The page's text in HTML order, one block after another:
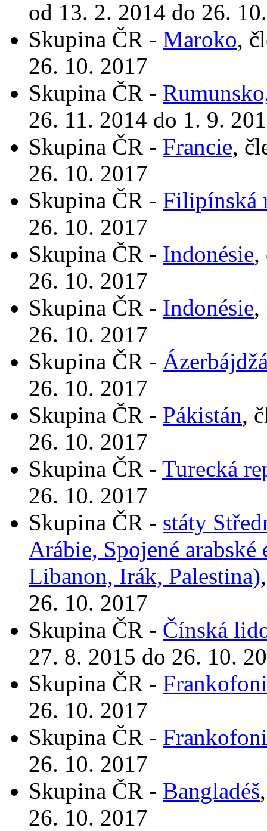
od 13. 2. 2014 do 26.
Skupina ČR - Maroko,
26. 10. 2017
Skupina ČR -
26. 11. 2014 do 1. 9.
Skupina ČR - Francie,
26. 10. 2017
Skupina ČR - Filipínská
26. 10. 2017
Skupina ČR - Indonésie,
26. 10. 2017
Skupina ČR - Indonésie,
26. 10. 2017
Skupina ČR -
26. 10. 2017
Skupina ČR - Pákistán,
26. 10. 2017
Skupina ČR - Turecká
26. 10. 2017
Skupina ČR - státy
Arábie, Spojené
Libanon, Irák, Palestina)
26. 10. 2017
Skupina ČR - Čínská
27. 8. 2015 do 26. 10.
Skupina ČR -
26. 10. 2017
Skupina ČR -
26. 10. 2017
Skupina ČR - Bangladéš
26. 10. 2017